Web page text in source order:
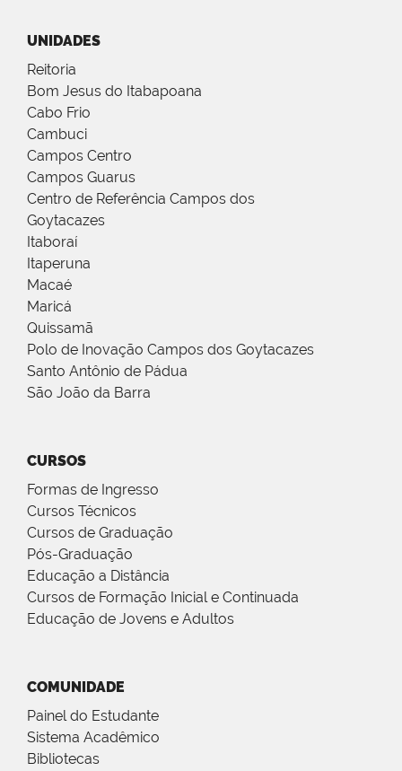
UNIDADES
Reitoria
Bom Jesus do Itabapoana
Cabo Frio
Cambuci
Campos Centro
Campos Guarus
Centro de Referência Campos dos
Goytacazes
Itaboraí
Itaperuna
Macaé
Maricá
Quissamã
Polo de Inovação Campos dos Goytacazes
Santo Antônio de Pádua
São João da Barra
CURSOS
Formas de Ingresso
Cursos Técnicos
Cursos de Graduação
Pós-Graduação
Educação a Distância
Cursos de Formação Inicial e Continuada
Educação de Jovens e Adultos
COMUNIDADE
Painel do Estudante
Sistema Acadêmico
Bibliotecas